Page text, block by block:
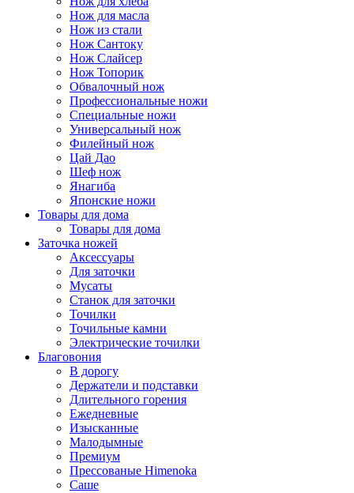
Нож для масла
Нож из стали
Нож Сантоку
Нож Слайсер
Нож Топорик
Обвалочный нож
Профессиональные ножи
Специальные ножи
Универсальный нож
Филейный нож
Цай Дао
Шеф нож
Янагиба
Японские ножи
Товары для дома
Товары для дома
Заточка ножей
Аксессуары
Для заточки
Мусаты
Станок для заточки
Точилки
Точильные камни
Электрические точилки
Благовония
В дорогу
Держатели и подставки
Длительного горения
Ежедневные
Изысканные
Малодымные
Премиум
Прессованые Himenoka
Саше